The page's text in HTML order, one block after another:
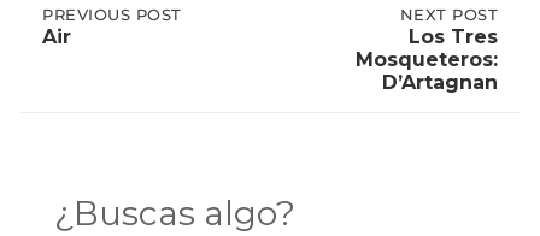
Post
PREVIOUS
POST:
PREVIOUS POST
Air
MOSQUETEROS:
NEXT POST
Los Tres
Mosqueteros:
D’Artagnan
¿Buscas algo?